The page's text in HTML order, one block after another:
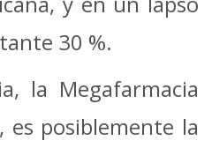
30 %.
la Megafarmacia
es posiblemente la